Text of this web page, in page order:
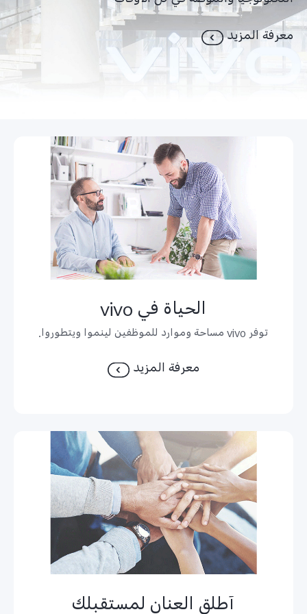
معرفة المزيد
الحياة في vivo
توفر vivo مساحة وموارد للموظفين لينموا ويتطوروا.
معرفة المزيد
أطلق العنان لمستقبلك